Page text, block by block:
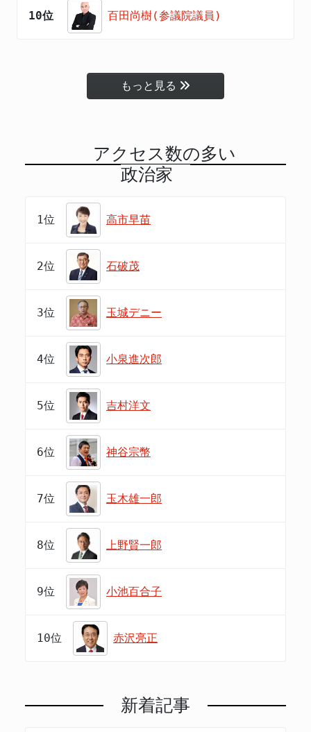
10位 百田尚樹(参議院議員)
もっと見る
アクセス数の多い
政治家
1位 高市早苗
2位 石破茂
3位 玉城デニー
4位 小泉進次郎
5位 吉村洋文
6位 神谷宗幣
7位 玉木雄一郎
8位 上野賢一郎
9位 小池百合子
10位 赤沢亮正
新着記事